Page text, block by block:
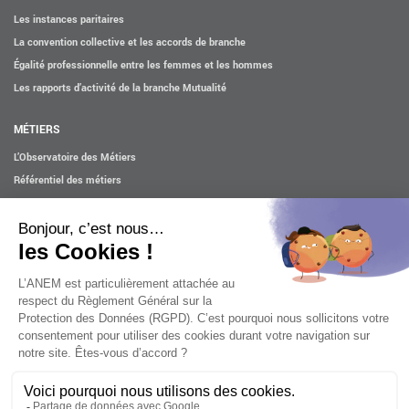
Les instances paritaires
La convention collective et les accords de branche
Égalité professionnelle entre les femmes et les hommes
Les rapports d’activité de la branche Mutualité
MÉTIERS
L’Observatoire des Métiers
Référentiel des métiers
Certifications professionnelles
Parcours d’intégration
Politique handicap
ACTUALITÉS
Mentions légales